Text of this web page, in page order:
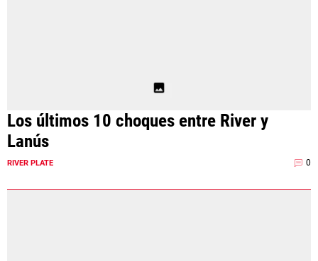
Los últimos 10 choques entre River y
Lanús
RIVER PLATE 0